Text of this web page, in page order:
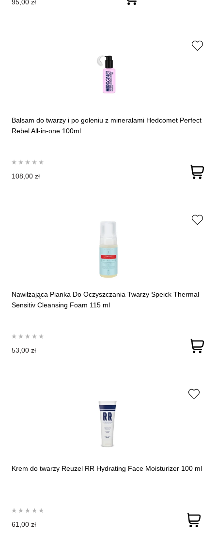
95,00 zł
Balsam do twarzy i po goleniu z minerałami Hedcomet Perfect
Rebel All-in-one 100ml
108,00 zł
Nawilżająca Pianka Do Oczyszczania Twarzy Speick Thermal
Sensitiv Cleansing Foam 115 ml
53,00 zł
Krem do twarzy Reuzel RR Hydrating Face Moisturizer 100 ml
61,00 zł